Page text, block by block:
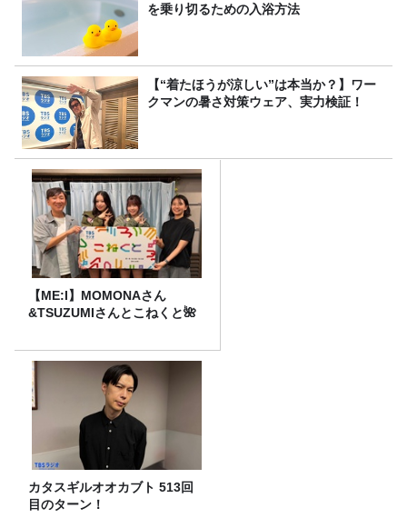
を乗り切るための入浴方法
【“着たほうが涼しい”は本当か？】ワー
クマンの暑さ対策ウェア、実力検証！
【ME:I】MOMONAさん
&TSUZUMIさんとこねくと🌺
カタスギルオオカブト 513回
目のターン！